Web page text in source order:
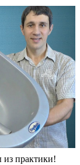
из практики!